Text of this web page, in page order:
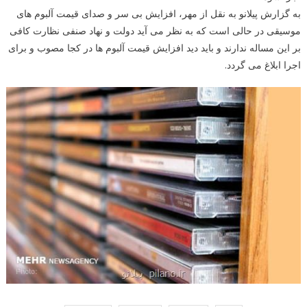
به گزارش پیلانو به نقل از مهر، افزایش بی سر و صدای قیمت آلبوم های
موسیقی در حالی است که به نظر می آید دولت و نهاد صنفی نظارت کافی
بر این مساله ندارند و باید دید افزایش قیمت آلبوم ها در کجا مصوب و برای
اجرا ابلاغ می گردد.